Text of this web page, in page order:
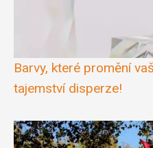
Barvy, které promění
tajemství disperze!